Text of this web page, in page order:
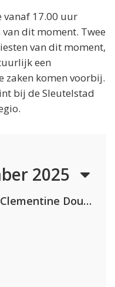
vanaf 17.00 uur
dit moment. Twee
van dit moment,
een
zaken komen voorbij.
bij de Sleutelstad
2025
Calvin Harris & Clementine Douglas